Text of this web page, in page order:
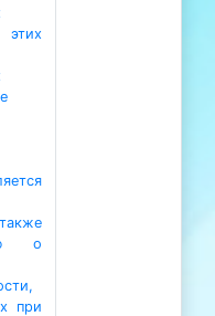
о
при